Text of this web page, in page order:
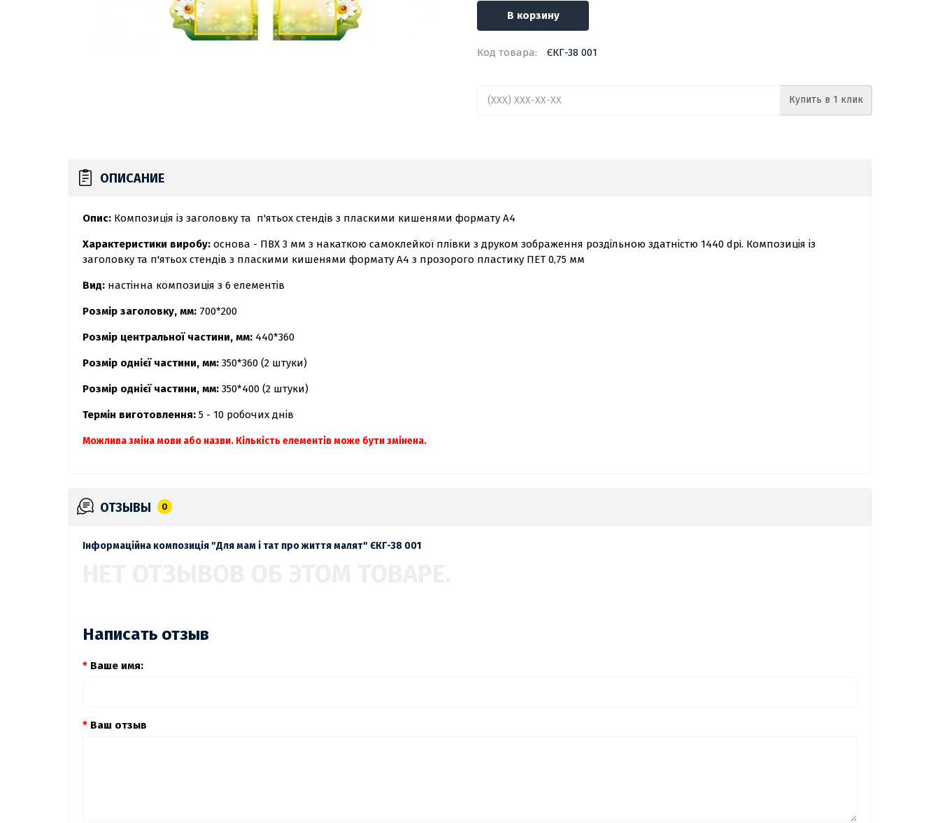
В корзину
Код товара: ЄКГ-38 001
Купить в 1 клик
ОПИСАНИЕ
Опис: Композиція із заголовку та п'ятьох стендів з пласкими кишенями формату А4
Характеристики виробу: основа - ПВХ 3 мм з накаткою самоклейкої плівки з друком зображення роздільною здатністю 1440 dpi. Композиція із
заголовку та п'ятьох стендів з пласкими кишенями формату А4 з прозорого пластику ПЕТ 0,75 мм
Вид: настінна композиція з 6 елементів
Розмір заголовку, мм: 700*200
Розмір центральної частини, мм: 440*360
Розмір однієї частини, мм: 350*360 (2 штуки)
Розмір однієї частини, мм: 350*400 (2 штуки)
Термін виготовлення: 5 - 10 робочих днів
Можлива зміна мови або назви. Кількість елементів може бути змінена.
ОТЗЫВЫ 0
Інформаційна композиція "Для мам і тат про життя малят" ЄКГ-38 001
Написать отзыв
Ваше имя:
Ваш отзыв